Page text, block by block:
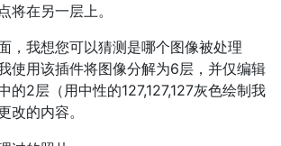
将在另一层上。
，我想您可以猜测是哪个图像被处理
使用该插件将图像分解为6层，并仅编辑
的2层（用中性的127,127,127灰色绘制我
改的内容。